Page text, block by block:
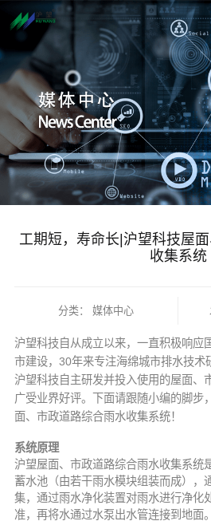
工期短，寿命长|沪望科技屋
收集系统
分类： 媒体中心
沪望科技自从成立以来，一直积极响应
市建设，30年来专注海绵城市排水技术
沪望科技自主研发并投入使用的屋面、
广受业界好评。下面请跟随小编的脚步
面、市政道路综合雨水收集系统！
系统原理
沪望屋面、市政道路综合雨水收集系统
蓄水池（由若干雨水模块组装而成），
集，通过雨水净化装置对雨水进行净化
准，再将水通过水泵出水管连接到地面